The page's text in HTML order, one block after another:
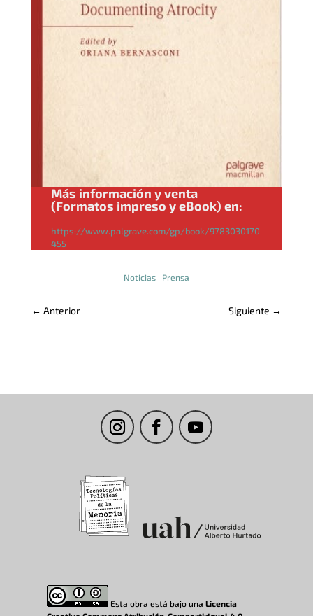
Más información y venta
(Formatos impreso y eBook) en:
https://www.palgrave.com/gp/book/9783030170
455
Noticias| Prensa
← Anterior Siguiente →
Esta obra está bajo unaLicencia